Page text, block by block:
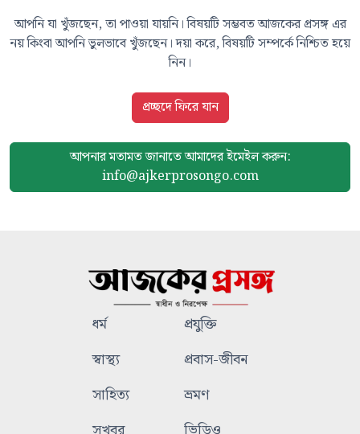
আপনি যা খুঁজছেন, তা পাওয়া যায়নি। বিষয়টি সম্ভবত আজকের প্রসঙ্গ এর
নয় কিংবা আপনি ভুলভাবে খুঁজছেন। দয়া করে, বিষয়টি সম্পর্কে নিশ্চিত হয়ে
নিন।
প্রচ্ছদে ফিরে যান
আপনার মতামত জানাতে আমাদেরইমেইল করুন:
info@ajkerprosongo.com
ধর্ম
প্রযুক্তি
স্বাস্থ্য
প্রবাস-জীবন
সাহিত্য
ভ্রমণ